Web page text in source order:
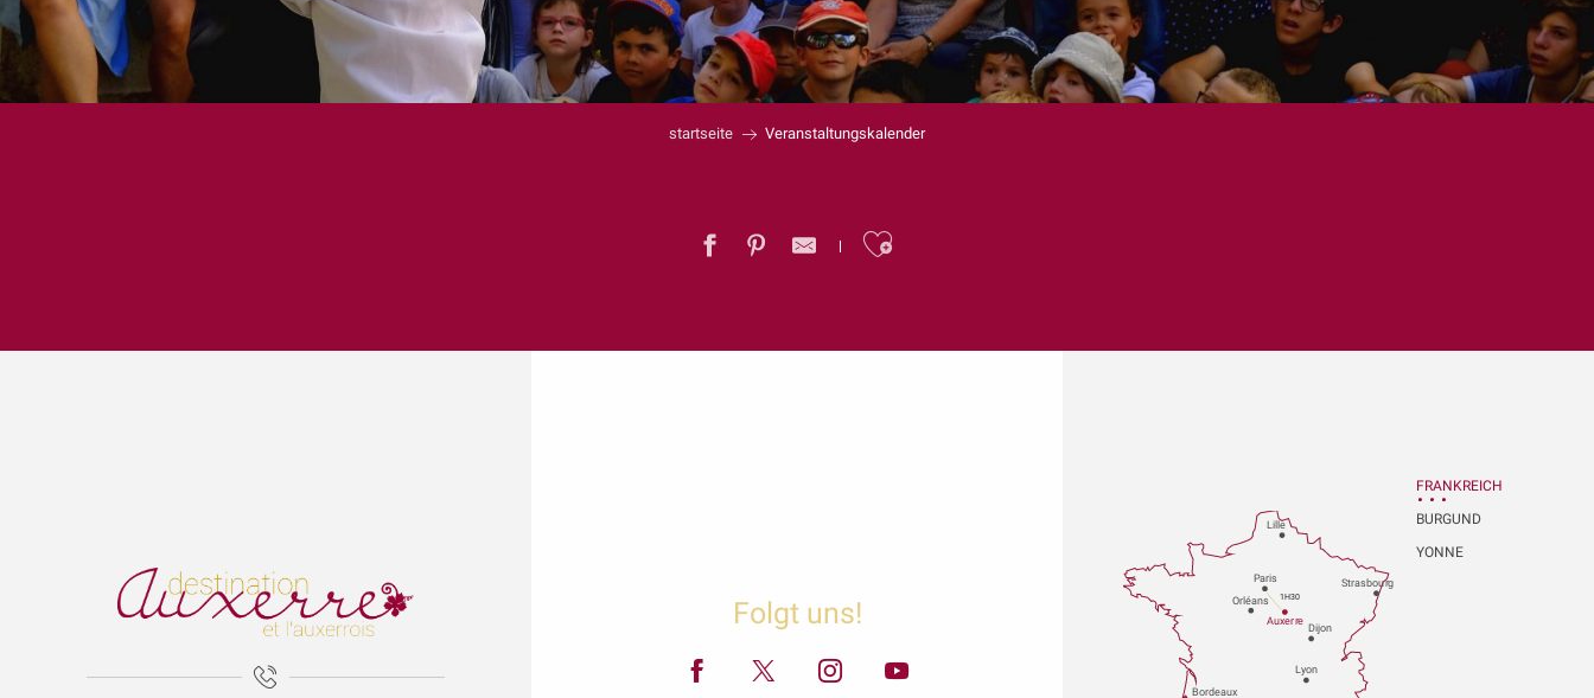
startseite Veranstaltungskalender
Ajouter aux favoris
Balade gourmande | Vélo & Saveurs | 7 produits régionaux
Exposition « La mer est ton miroir »
Exposition Sculptures au jardin
Marguerite - les petites vaches de Belin
Visite guidée - La tour de l'horloge
Folgt uns!
Paris
Dijon
Orléans
Bordeaux
Lyon
Auxerre
Strasbourg
Lille
1H30
FRANKREICH
BURGUND
YONNE